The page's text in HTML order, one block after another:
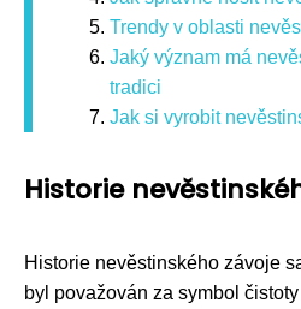
Trendy v oblasti
Jaký význam má
tradici
Jak si vyrobit
Historie
Historie nevěstinského závoje
byl považován za symbol